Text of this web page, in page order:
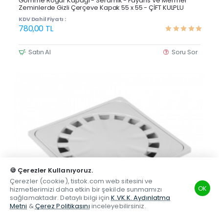
TSM Hesabım Whatsapp Telefon Beğenilen
🍪 Çerezler Kullanıyoruz.
Çerezler (cookie), tistok.com web sitesini ve
hizmetlerimizi daha etkin bir şekilde sunmamızı
sağlamaktadır. Detaylı bilgi içinK.VK.K. Aydınlatma
Metni &Çerez Politikasını inceleyebilirsiniz.
OK
Zeminlerde Gizli Çerçeve Kapak 55 x 55 - ÇİFT KULPLU
KDV Dahil Fiyatı :
780,00 TL
Satın Al Soru Sor